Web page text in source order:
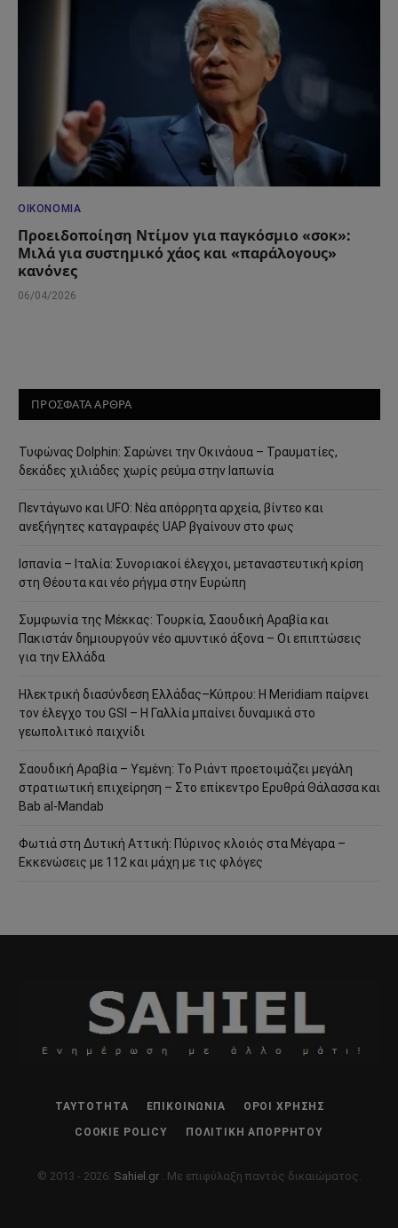
ΟΙΚΟΝΟΜΊΑ
Προειδοποίηση Ντίμον για παγκόσμιο «σοκ»:
Μιλά για συστημικό χάος και «παράλογους»
κανόνες
06/04/2026
ΠΡΟΣΦΑΤΑ ΑΡΘΡΑ
Τυφώνας Dolphin: Σαρώνει την Οκινάουα – Τραυματίες,
δεκάδες χιλιάδες χωρίς ρεύμα στην Ιαπωνία
Πεντάγωνο και UFO: Νέα απόρρητα αρχεία, βίντεο και
ανεξήγητες καταγραφές UAP βγαίνουν στο φως
Ισπανία – Ιταλία: Συνοριακοί έλεγχοι, μεταναστευτική κρίση
στη Θέουτα και νέο ρήγμα στην Ευρώπη
Συμφωνία της Μέκκας: Τουρκία, Σαουδική Αραβία και
Πακιστάν δημιουργούν νέο αμυντικό άξονα – Οι επιπτώσεις
για την Ελλάδα
Ηλεκτρική διασύνδεση Ελλάδας–Κύπρου: Η Meridiam παίρνει
τον έλεγχο του GSI – Η Γαλλία μπαίνει δυναμικά στο
γεωπολιτικό παιχνίδι
Σαουδική Αραβία – Υεμένη: Το Ριάντ προετοιμάζει μεγάλη
στρατιωτική επιχείρηση – Στο επίκεντρο Ερυθρά Θάλασσα και
Bab al-Mandab
Φωτιά στη Δυτική Αττική: Πύρινος κλοιός στα Μέγαρα –
Εκκενώσεις με 112 και μάχη με τις φλόγες
ΤΑΥΤΌΤΗΤΑ ΕΠΙΚΟΙΝΩΝΊΑ ΌΡΟΙ ΧΡΉΣΗΣ
COOKIE POLICY ΠΟΛΙΤΙΚΉ ΑΠΟΡΡΉΤΟΥ
© 2013 - 2026: Sahiel.gr . Με επιφύλαξη παντός δικαιώματος.